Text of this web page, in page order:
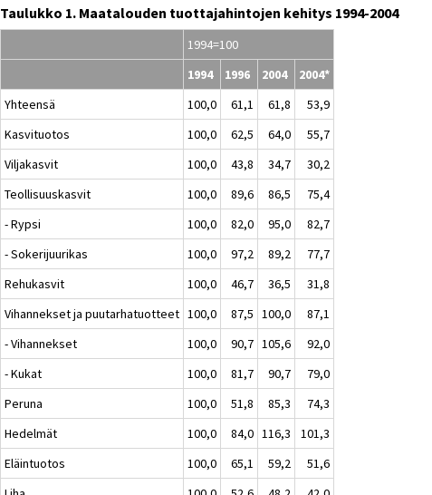
Taulukko 1. Maatalouden tuottajahintojen kehitys 1994-2004
1994=100
1994
1996 2004
2004*
Yhteensä
100,0 61,1 61,8
53,9
Kasvituotos
100,0 62,5 64,0
55,7
Viljakasvit
100,0 43,8 34,7
30,2
Teollisuuskasvit
100,0 89,6 86,5
75,4
- Rypsi
100,0 82,0 95,0
82,7
- Sokerijuurikas
100,0 97,2 89,2
77,7
Rehukasvit
100,0 46,7 36,5
31,8
Vihannekset ja puutarhatuotteet 100,0 87,5 100,0
87,1
- Vihannekset
100,0 90,7 105,6
92,0
- Kukat
100,0 81,7 90,7
79,0
Peruna
100,0 51,8 85,3
74,3
Hedelmät
100,0 84,0 116,3
101,3
Eläintuotos
100,0 65,1 59,2
51,6